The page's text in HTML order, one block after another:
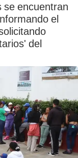
se encuentran
el
del